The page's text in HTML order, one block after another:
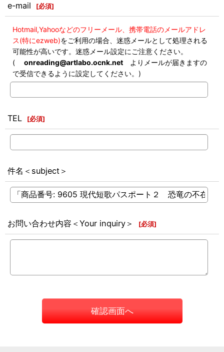
e-mail [必須]
Hotmail,Yahooなどのフリーメール、携帯電話のメールアドレ
ス(特にezweb)をご利用の場合、迷惑メールとして処理される
可能性が高いです。迷惑メール設定にご注意ください。
( onreading@artlabo.ocnk.net よりメールが届きますの
で受信できるように設定してください。)
TEL [必須]
件名＜subject＞
お問い合わせ内容＜Your inquiry＞ [必須]
確認画面へ